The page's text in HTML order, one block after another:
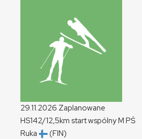
29.11.2026 Zaplanowane
HS142/12,5km start wspólnyM PŚ
Ruka
(FIN)